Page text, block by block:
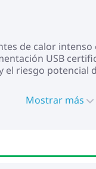
de calor
USB
riesgo potencial
Mostrar más